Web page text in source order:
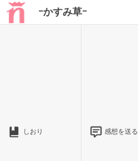
ｰかすみ草ｰ
しおり 感想を送る